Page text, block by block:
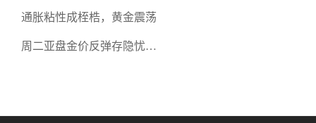
热潮
通胀粘性成桎梏，黄金震荡
周二亚盘金价反弹存隐忧，